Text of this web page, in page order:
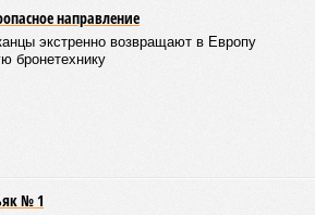
направление
экстренно возвращают в Европу
бронетехнику
№ 1